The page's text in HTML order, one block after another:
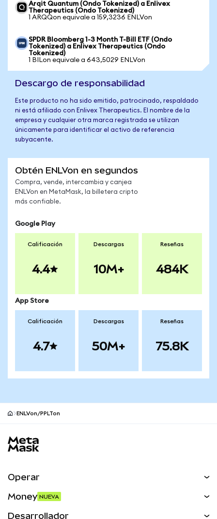
Arqit Quantum (Ondo Tokenized) a Enlivex
Therapeutics (Ondo Tokenized)
1 ARQQon equivale a 159,3236 ENLVon
SPDR Bloomberg 1-3 Month T-Bill ETF (Ondo
Tokenized) a Enlivex Therapeutics (Ondo
Tokenized)
1 BILon equivale a 643,5029 ENLVon
Descargo de responsabilidad
Este producto no ha sido emitido, patrocinado, respaldado
ni está afiliado con Enlivex Therapeutics. El nombre de la
empresa y cualquier otra marca registrada se utilizan
únicamente para identificar el activo de referencia
subyacente.
Obtén ENLVon en segundos
Compra, vende, intercambia y canjea
ENLVon en MetaMask, la billetera cripto
más confiable.
Google Play
Calificación
4.4
Descargas
10M+
Reseñas
484K
App Store
Calificación
4.7
Descargas
50M+
Reseñas
75.8K
ENLVon/PPLTon
Operar
Money NUEVA
Desarrollador